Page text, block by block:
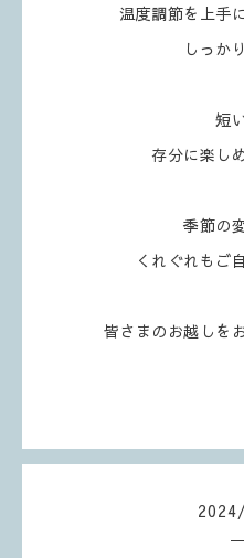
温度調節を上手
しっか
短
存分に楽し
季節の
くれぐれもご
皆さまのお越しを
2024/